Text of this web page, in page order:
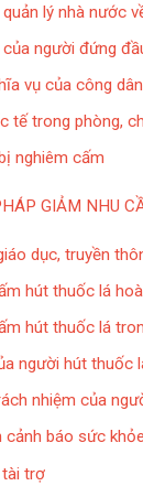
lý nhà nước
người đứng
vụ của công
tế trong phòng,
nghiêm cấm
GIẢM NHU
dục, truyền
hút thuốc lá
hút thuốc lá
người hút thuốc
nhiệm của
cảnh báo sức
trợ